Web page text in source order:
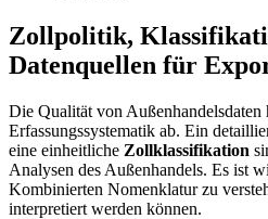
Zollpolitik,
Datenquellen für
Die Qualität von Außenhandelsdaten
Erfassungssystematik ab. Ein
eine einheitliche Zollklassifikation
Analysen des Außenhandels. Es ist
Kombinierten Nomenklatur zu
interpretiert werden können.